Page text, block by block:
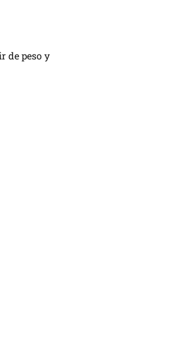
de peso y